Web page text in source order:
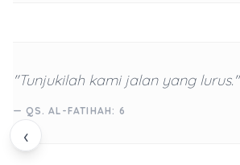
‹
"Tunjukilah kami jalan yang lurus."
— QS. AL-FATIHAH: 6